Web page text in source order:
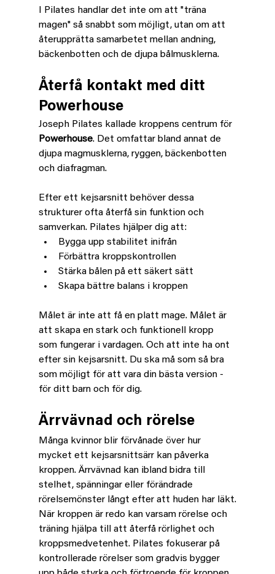
I Pilates handlar det inte om att "träna
magen" så snabbt som möjligt, utan om att
återupprätta samarbetet mellan andning,
bäckenbotten och de djupa bålmusklerna.
Återfå kontakt med ditt
Powerhouse
Joseph Pilates kallade kroppens centrum för
Powerhouse. Det omfattar bland annat de
djupa magmusklerna, ryggen, bäckenbotten
och diafragman.
Efter ett kejsarsnitt behöver dessa
strukturer ofta återfå sin funktion och
samverkan. Pilates hjälper dig att:
Bygga upp stabilitet inifrån
Förbättra kroppskontrollen
Stärka bålen på ett säkert sätt
Skapa bättre balans i kroppen
Målet är inte att få en platt mage. Målet är
att skapa en stark och funktionell kropp
som fungerar i vardagen. Och att inte ha ont
efter sin kejsarsnitt. Du ska må som så bra
som möjligt för att vara din bästa version -
för ditt barn och för dig.
Ärrvävnad och rörelse
Många kvinnor blir förvånade över hur
mycket ett kejsarsnittsärr kan påverka
kroppen. Ärrvävnad kan ibland bidra till
stelhet, spänningar eller förändrade
rörelsemönster långt efter att huden har läkt.
När kroppen är redo kan varsam rörelse och
träning hjälpa till att återfå rörlighet och
kroppsmedvetenhet. Pilates fokuserar på
kontrollerade rörelser som gradvis bygger